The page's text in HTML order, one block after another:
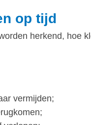
op tijd
herkend, hoe
vermijden;